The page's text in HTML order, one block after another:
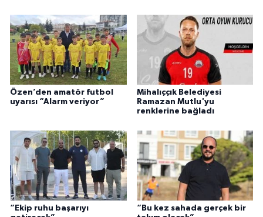
Özen’den amatör futbol
uyarısı “Alarm veriyor”
Mihalıççık Belediyesi
Ramazan Mutlu'yu
renklerine bağladı
“Ekip ruhu başarıyı
“Bu kez sahada gerçek bir